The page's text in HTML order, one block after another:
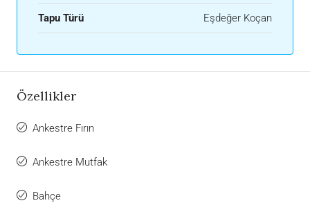
Tapu Türü Eşdeğer Koçan
Özellikler
Ankestre Fırın
Ankestre Mutfak
Bahçe